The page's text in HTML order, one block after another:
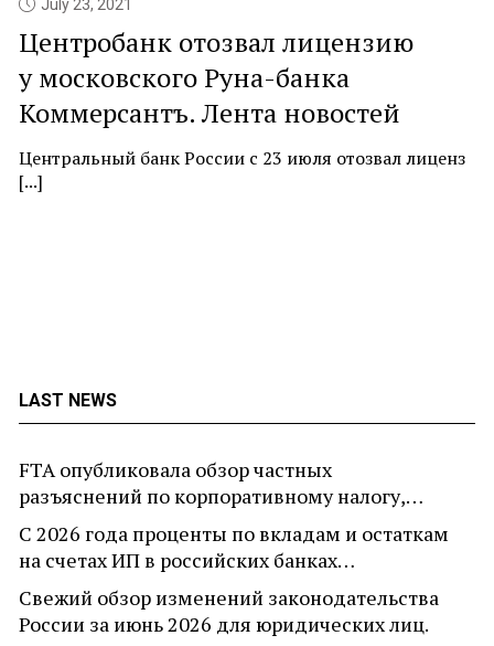
LAST NEWS
FTA опубликовала обзор частных
разъяснений по корпоративному налогу,…
С 2026 года проценты по вкладам и остаткам
на счетах ИП в российских банках…
Свежий обзор изменений законодательства
России за июнь 2026 для юридических лиц.
July 23, 2021
Центробанк отозвал лицензию
у московского Руна-банка
Коммерсантъ. Лента новостей
Центральный банк России с 23 июля отозвал лиценз
[...]